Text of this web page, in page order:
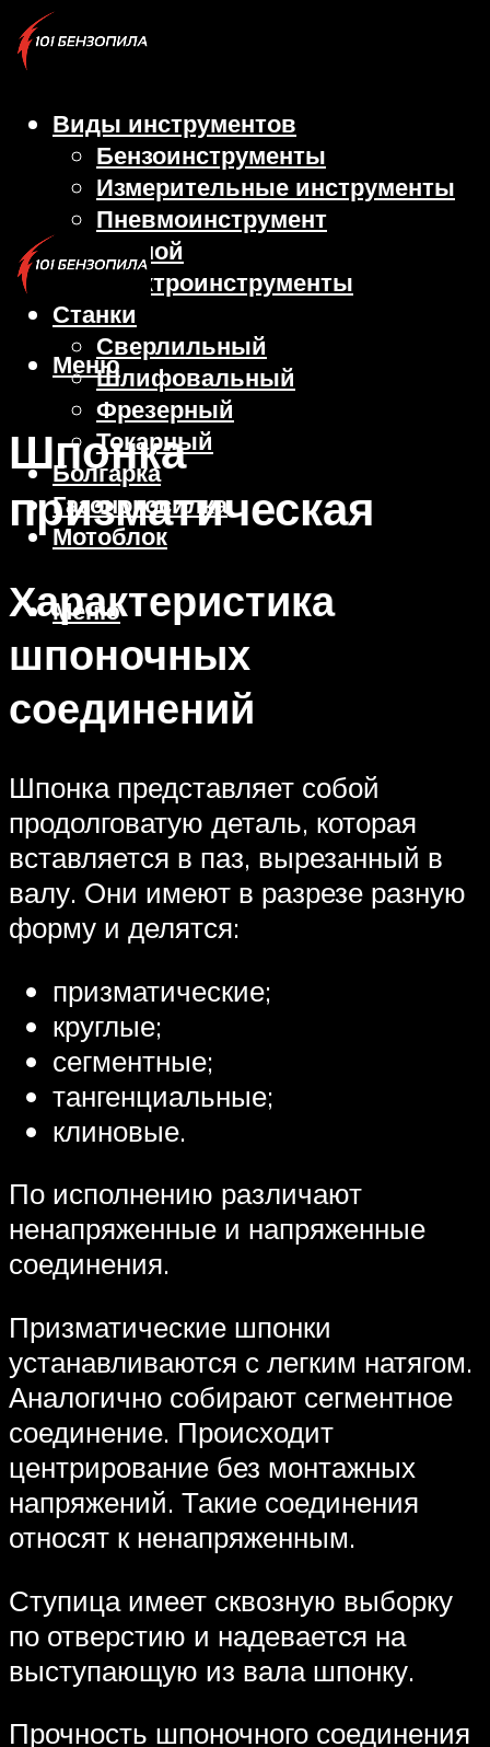
Виды инструментов
Бензоинструменты
Измерительные инструменты
Пневмоинструмент
Ручной
Электроинструменты
Станки
Сверлильный
Шлифовальный
Фрезерный
Токарный
Болгарка
Газонокосилка
Мотоблок
Меню
Меню
Шпонка
призматическая
Характеристика
шпоночных
соединений
Шпонка представляет собой
продолговатую деталь, которая
вставляется в паз, вырезанный в
валу. Они имеют в разрезе разную
форму и делятся:
призматические;
круглые;
сегментные;
тангенциальные;
клиновые.
По исполнению различают
ненапряженные и напряженные
соединения.
Призматические шпонки
устанавливаются с легким натягом.
Аналогично собирают сегментное
соединение. Происходит
центрирование без монтажных
напряжений. Такие соединения
относят к ненапряженным.
Ступица имеет сквозную выборку
по отверстию и надевается на
выступающую из вала шпонку.
Прочность шпоночного соединения